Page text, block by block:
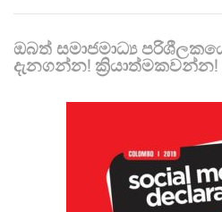
ඔබත් සමාජමාධ්‍ය
දැනගන්න! ක්‍රියාත්මකවන්න!